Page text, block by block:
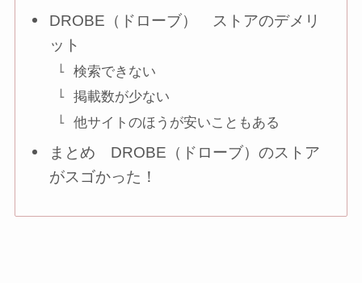
DROBE（ドローブ） ストアのデメリ
ット
検索できない
掲載数が少ない
他サイトのほうが安いこともある
まとめ DROBE（ドローブ）のストア
がスゴかった！